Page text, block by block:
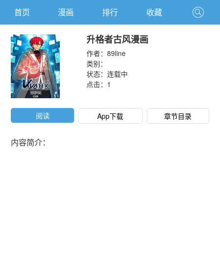
首页 漫画 排行 收藏
升格者古风漫画
作者： 89line
类别：
状态：连载中
点击： 1
阅读 App下载 章节目录
内容简介：